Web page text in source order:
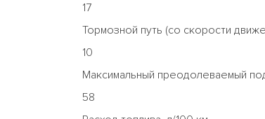
17
Тормозной путь (со скорости
10
Максимальный преодолеваемый
58